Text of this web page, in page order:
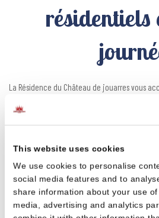
This website uses cookies
We use cookies to personalise
social media features and to
share information about your use
media, advertising and analytics
La Résidence du Château de jouarres vous
dans un cadre pittoresque, ce domaine offre
confortables, parfaitement adaptées pour des
Les salles de réunion sont équipées pour
entreprises, et le parc permet des activités de
Château de Jouarres est l'endroit parfait
et organiser des séminaires de qualité.